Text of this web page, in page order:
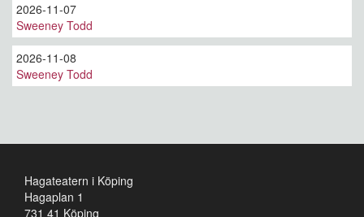
2026-11-07
Sweeney Todd
2026-11-08
Sweeney Todd
Hagateatern i Köping
Hagaplan 1
731 41 Köping